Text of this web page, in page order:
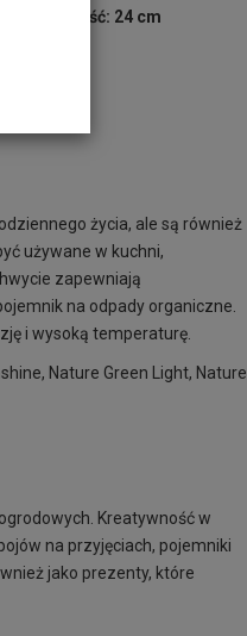
wysokość: 24 cm
życia, ale są również
używane w kuchni,
zapewniają
na odpady organiczne.
i wysoką temperaturę.
Nature Green Light, Nature
Kreatywność w
na przyjęciach, pojemniki
jako prezenty, które